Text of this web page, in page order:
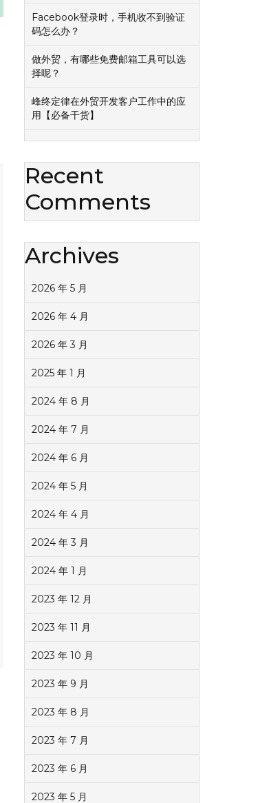
Facebook登录时，手机收不到验证
码怎么办？
做外贸，有哪些免费邮箱工具可以选
择呢？
峰终定律在外贸开发客户工作中的应
用【必备干货】
Recent
Comments
Archives
2026 年 5 月
2026 年 4 月
2026 年 3 月
2025 年 1 月
2024 年 8 月
2024 年 7 月
2024 年 6 月
2024 年 5 月
2024 年 4 月
2024 年 3 月
2024 年 1 月
2023 年 12 月
2023 年 11 月
2023 年 10 月
2023 年 9 月
2023 年 8 月
2023 年 7 月
2023 年 6 月
2023 年 5 月